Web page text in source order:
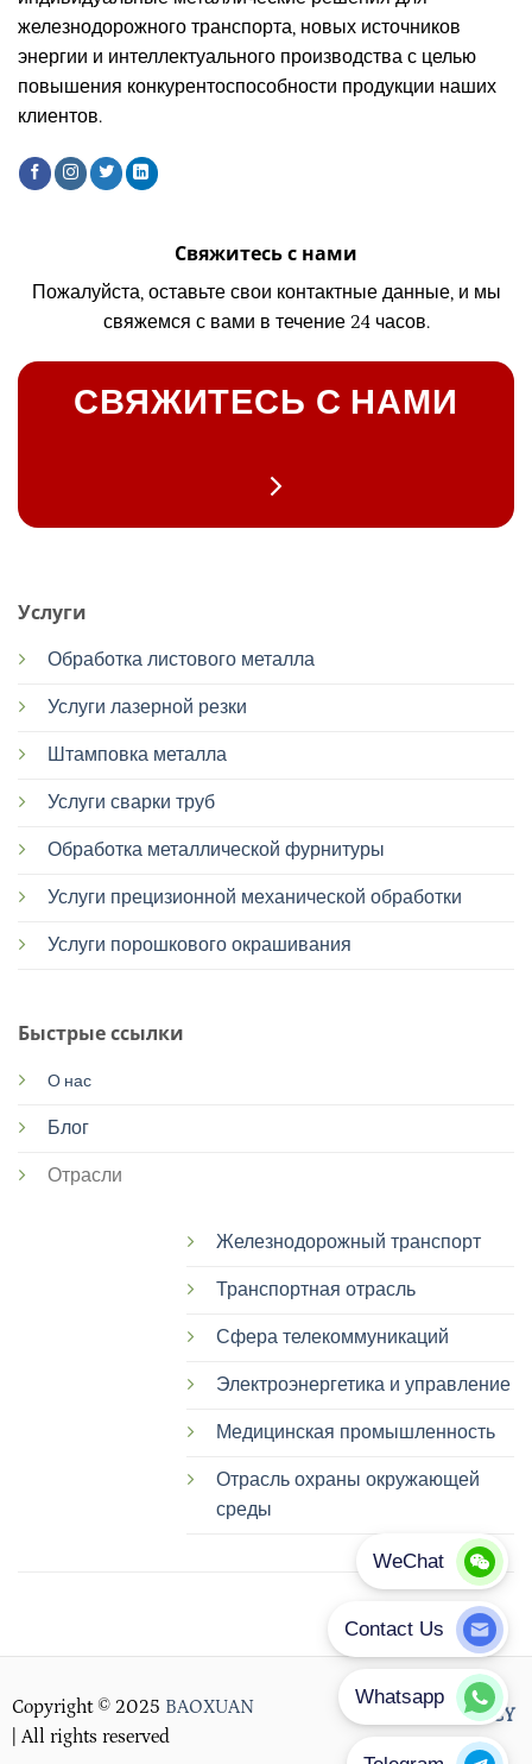
железнодорожного транспорта, новых источников
энергии и интеллектуального производства с целью
повышения конкурентоспособности продукции наших
клиентов.
Услуги
Обработка листового металла
Услуги лазерной резки
Штамповка металла
Услуги сварки труб
Обработка металлической фурнитуры
Услуги прецизионной механической обработки
Услуги порошкового окрашивания
Быстрые ссылки
О нас
Блог
Отрасли
Железнодорожный транспорт
Транспортная отрасль
Сфера телекоммуникаций
Электроэнергетика и управление
Медицинская промышленность
Отрасль охраны окружающей
среды
Свяжитесь с нами
Пожалуйста, оставьте свои контактные данные, и мы
свяжемся с вами в течение 24 часов.
СВЯЖИТЕСЬ С НАМИ
Copyright © 2025 BAOXUAN
| All rights reserved
PRIVACY POLICY